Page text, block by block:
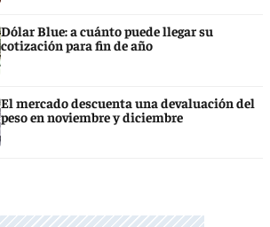
Dólar Blue: a cuánto puede llegar su
cotización para fin de año
El mercado descuenta una devaluación del
peso en noviembre y diciembre